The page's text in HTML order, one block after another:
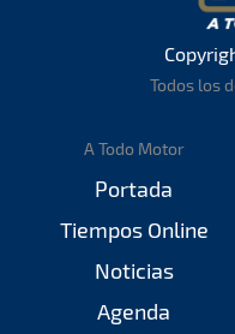
Todos los
A Todo Motor
Portada
Tiempos Online
Noticias
Agenda